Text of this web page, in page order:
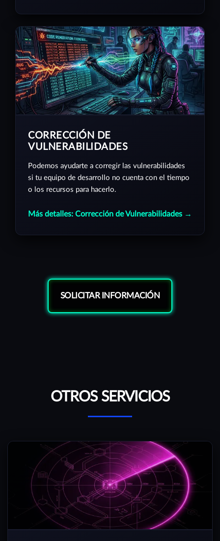
CORRECCIÓN DE
VULNERABILIDADES
Podemos ayudarte a corregir las vulnerabilidades
si tu equipo de desarrollo no cuenta con el tiempo
o los recursos para hacerlo.
Más detalles: Corrección de Vulnerabilidades →
SOLICITAR INFORMACIÓN
OTROS SERVICIOS